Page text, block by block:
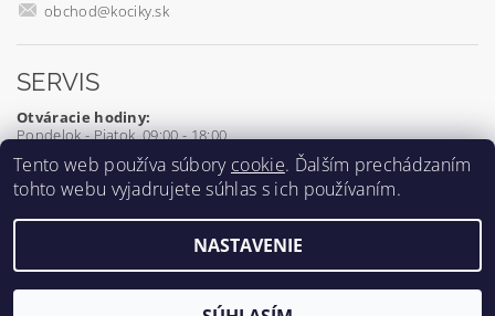
obchod@kociky.sk
SERVIS
Otváracie hodiny:
Pondelok - Piatok 09:00 - 18:00
0905 539 927
2026 ©Kociky.sk, všetky práva vyhradené
Vytvoril Shoptet
Tento web používa súbory cookie. Ďalším prechádzaním
tohto webu vyjadrujete súhlas s ich používaním.
NASTAVENIE